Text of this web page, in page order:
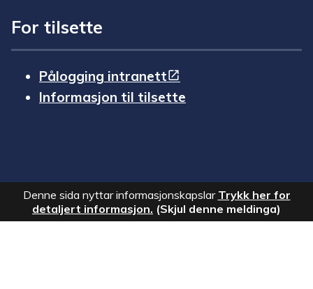
For tilsette
Pålogging intranett
Informasjon til tilsette
Denne sida nyttar informasjonskapslar Trykk her for
detaljert informasjon. (Skjul denne meldinga)